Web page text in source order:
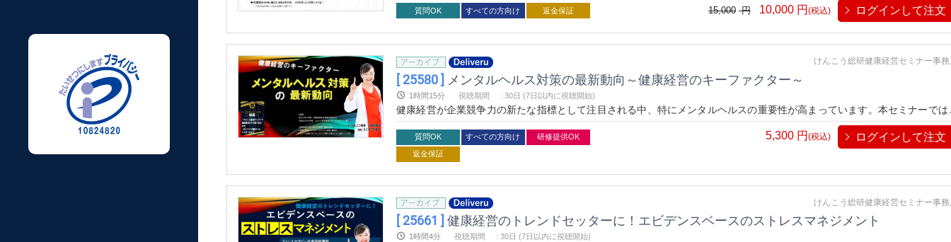
響を解明し、適切なストレスレベルがいかにして最高のパフォーマンスを引き出すかを探ります。このセミナーはストレス
質問OK すべての方向け 返金保証 15,000 円 10,000 円(税込) ログインして注文
けんこう総研健康経営セミナー事
[ 25580 ] メンタルヘルス対策の最新動向～健康経営のキーファクター～
1時間15分 視聴期間 : 30日 (7日以内に視聴開始)
健康経営が企業競争力の新たな指標として注目される中、特にメンタルヘルスの重要性が高まっています。本セミナーでは
メンタルヘルス対策の最新動向を深堀りし、その実践方法や科学的根拠をもとに、効果的な健康経営のキーファクターを解
します。
質問OK すべての方向け
研修提供OK
返金保証
5,300 円 (税込) ログインして注文
けんこう総研健康経営セミナー事
[ 25661 ] 健康経営のトレンドセッターに！エビデンスベースのストレスマネジメント
1時間4分 視聴期間 : 30日 (7日以内に視聴開始)